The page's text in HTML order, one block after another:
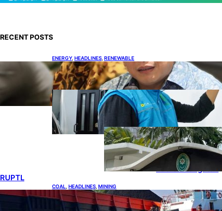
RECENT POSTS
ENERGY, HEADLINES RENEWABLE
IESR: Kepemimpinan Terpadu jadi Kunci
Percepatan PLTS 100 GW
ENERGY, HEADLINES POWER
Ada 21.865 Pelanggan Baru
Gunakan Home Charging
Services PLN
ENERGY , HEADLINES
POWER
Koalisi Bersihkan
Indonesia Ajukan
Banding atas
Putusan Gugatan
RUPTL
COAL HEADLINES MINING
Lelang Batubara Sitaan, Negara Dapat Lebih
dari Rp 20 Miliar